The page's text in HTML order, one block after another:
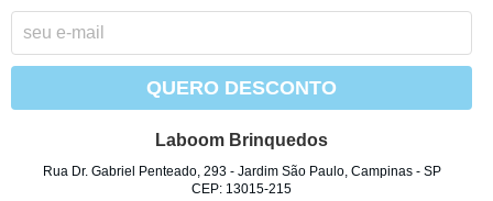
QUERO DESCONTO
Laboom Brinquedos
Rua Dr. Gabriel Penteado, 293- Jardim São Paulo, Campinas- SP
CEP: 13015-215